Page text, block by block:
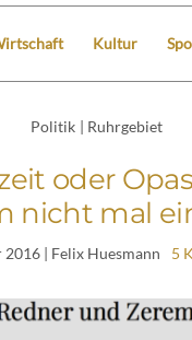
Kultur
Politik | Ruhrgebiet
oder
nicht mal
2016| Felix Huesmann 5